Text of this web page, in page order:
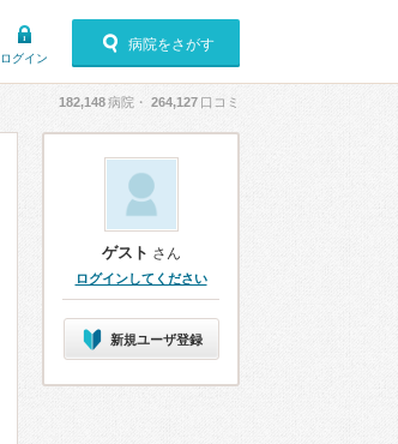
ログイン
病院をさがす
182,148病院・ 264,127 口コミ
ゲスト さん
ログインしてください
新規ユーザ登録